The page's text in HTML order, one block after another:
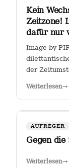
Kein
Zeitzone!
dafür nur
Image by
der
Weiterlesen→
AUFREGER
Gegen
Weiterlesen→